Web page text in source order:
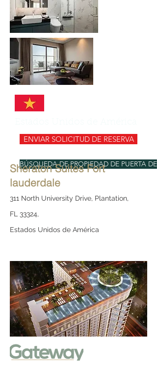
ENVIAR SOLICITUD DE RESERVA
BÚSQUEDA DE PROPIEDAD DE PUERTA DE
Sheraton Suites Fort
lauderdale
311 North University Drive, Plantation,
FL 33324,
Estados Unidos de América